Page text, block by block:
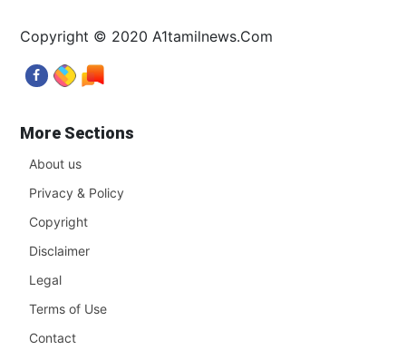
Copyright © 2020 A1tamilnews.Com
More Sections
About us
Privacy & Policy
Copyright
Disclaimer
Legal
Terms of Use
Contact